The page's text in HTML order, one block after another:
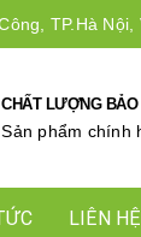
TP.Hà Nội,
CHẤT LƯỢNG
Sản phẩm chính
LIÊN HỆ